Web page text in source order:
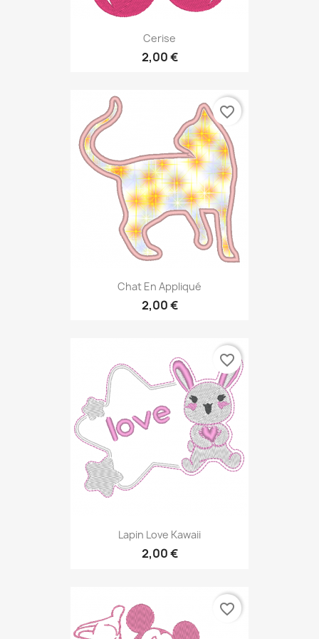
Cerise
2,00 €
Chat En Appliqué
2,00 €
favorite_border
Lapin Love Kawaii
2,00 €
favorite_border
favorite_border